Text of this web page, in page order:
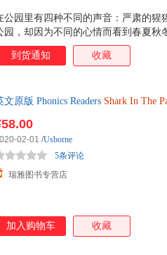
公园里有四种不同的声音：严肃的猩
园，却因为不同的心情而看到春夏秋
到货通知 收藏
文原版 Phonics Readers Shark In The
瑞雅图书专营店
5条评论
02-01 /Usborne
加入购物车 收藏